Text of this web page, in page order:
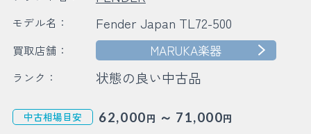
モデル名： Fender Japan TL72-500
買取店舗： MARUKA楽器
ランク： 状態の良い中古品
中古相場目安 62,000円 ～ 71,000円